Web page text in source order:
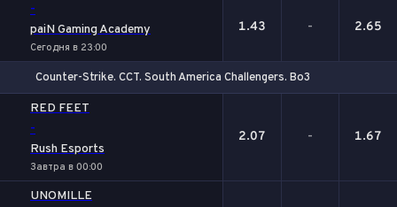
-
paiN Gaming Academy
Сегодня в 23:00
1.43 - 2.65
Counter-Strike. CCT. South America Challengers. Bo3
RED FEET
-
Rush Esports
Завтра в 00:00
2.07 - 1.67
UNOMILLE